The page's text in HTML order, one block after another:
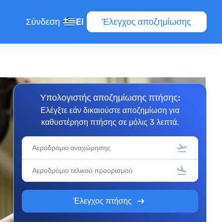
Σύνδεση El Έλεγχος αποζημίωσης
Υπολογιστής αποζημίωσης πτήσης:
Ελέγξτε εάν δικαιούστε αποζημίωση για
καθυστέρηση πτήσης σε μόλις 3 λεπτά.
Έλεγχος πτήσης